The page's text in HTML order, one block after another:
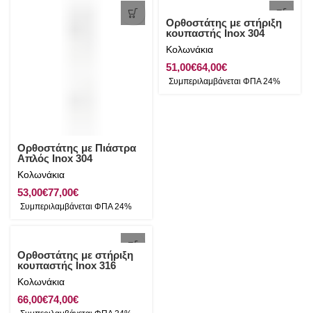
Ορθοστάτης με Πιάστρα
Απλός Inox 304
Κολωνάκια
€ €
Ορθοστάτης με στήριξη
κουπαστής Inox 304
Κολωνάκια
€ €
Ορθοστάτης με στήριξη
κουπαστής Inox 316
Κολωνάκια
€ €